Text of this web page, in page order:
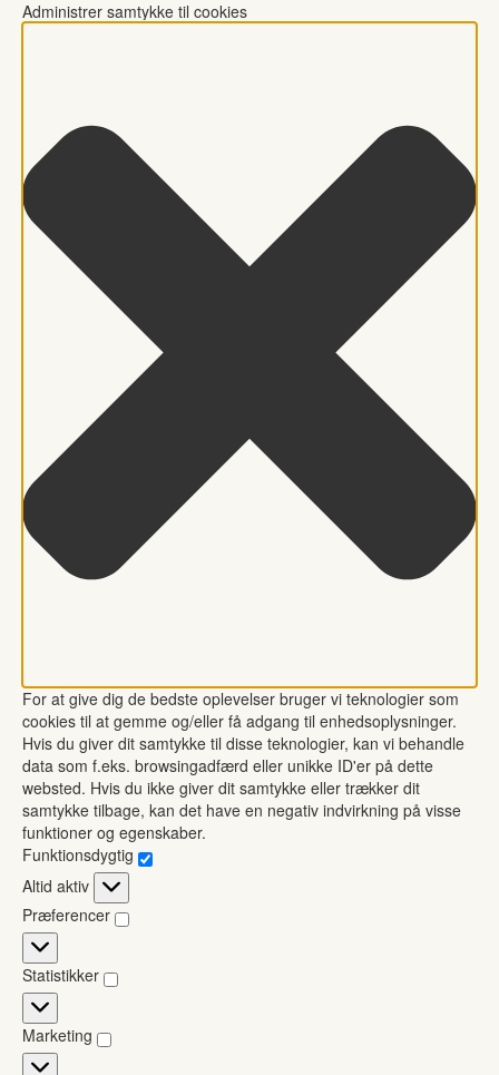
Administrer samtykke til cookies
For at give dig de bedste oplevelser bruger vi teknologier som
cookies til at gemme og/eller få adgang til enhedsoplysninger.
Hvis du giver dit samtykke til disse teknologier, kan vi behandle
data som f.eks. browsingadfærd eller unikke ID'er på dette
websted. Hvis du ikke giver dit samtykke eller trækker dit
samtykke tilbage, kan det have en negativ indvirkning på visse
funktioner og egenskaber.
Funktionsdygtig
Funktionsdygtig
Altid aktiv
Præferencer
Præferencer
Statistikker
Statistikker
Marketing
Marketing